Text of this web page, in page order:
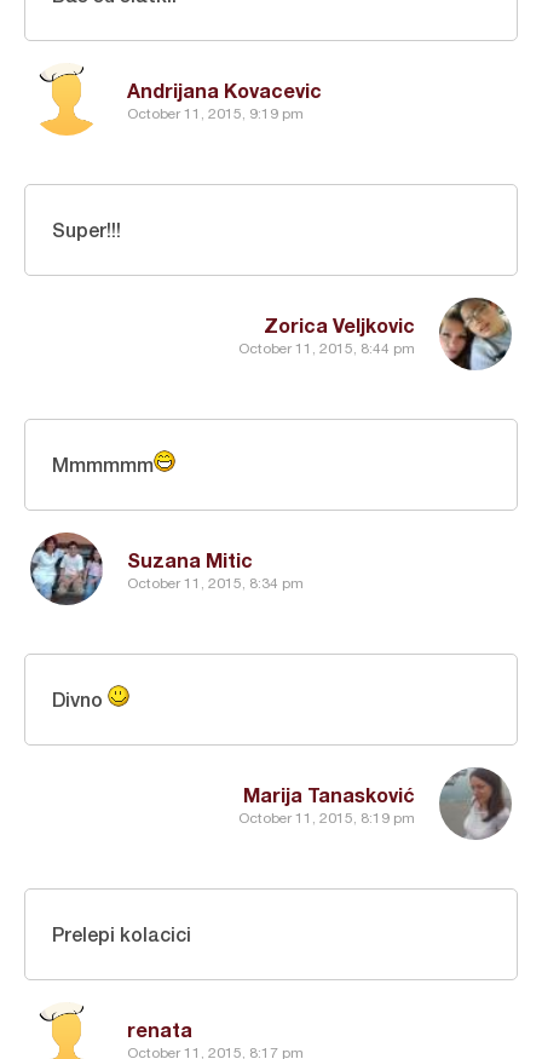
Andrijana Kovacevic
October 11, 2015, 9:19 pm
Zorica Veljkovic
October 11, 2015, 8:44 pm
Super!!!
Suzana Mitic
October 11, 2015, 8:34 pm
Mmmmmm
Marija Tanasković
October 11, 2015, 8:19 pm
Divno
renata
October 11, 2015, 8:17 pm
Prelepi kolacici